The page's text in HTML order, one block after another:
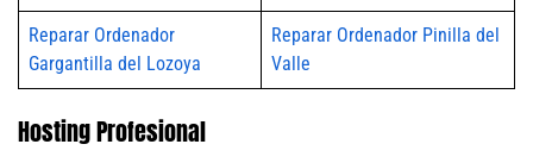
Reparar Ordenador
Gargantilla del Lozoya
Reparar Ordenador Pinilla del
Valle
Hosting Profesional